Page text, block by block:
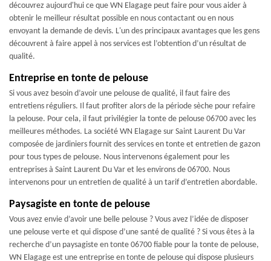
découvrez aujourd'hui ce que WN Elagage peut faire pour vous aider à
obtenir le meilleur résultat possible en nous contactant ou en nous
envoyant la demande de devis. L'un des principaux avantages que les gens
découvrent à faire appel à nos services est l’obtention d’un résultat de
qualité.
Entreprise en tonte de pelouse
Si vous avez besoin d’avoir une pelouse de qualité, il faut faire des
entretiens réguliers. Il faut profiter alors de la période sèche pour refaire
la pelouse. Pour cela, il faut privilégier la tonte de pelouse 06700 avec les
meilleures méthodes. La société WN Elagage sur Saint Laurent Du Var
composée de jardiniers fournit des services en tonte et entretien de gazon
pour tous types de pelouse. Nous intervenons également pour les
entreprises à Saint Laurent Du Var et les environs de 06700. Nous
intervenons pour un entretien de qualité à un tarif d’entretien abordable.
Paysagiste en tonte de pelouse
Vous avez envie d’avoir une belle pelouse ? Vous avez l’idée de disposer
une pelouse verte et qui dispose d’une santé de qualité ? Si vous êtes à la
recherche d’un paysagiste en tonte 06700 fiable pour la tonte de pelouse,
WN Elagage est une entreprise en tonte de pelouse qui dispose plusieurs